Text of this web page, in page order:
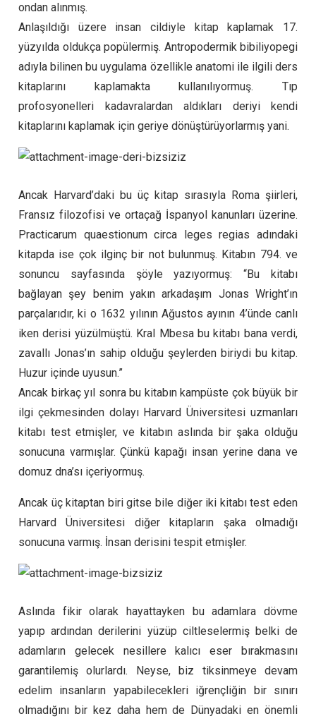
ondan alınmış.
Anlaşıldığı üzere insan cildiyle kitap kaplamak 17.
yüzyılda oldukça popülermiş. Antropodermik bibiliyopegi
adıyla bilinen bu uygulama özellikle anatomi ile ilgili ders
kitaplarını kaplamakta kullanılıyormuş. Tıp
profosyonelleri kadavralardan aldıkları deriyi kendi
kitaplarını kaplamak için geriye dönüştürüyorlarmış yani.
Ancak Harvard’daki bu üç kitap sırasıyla Roma şiirleri,
Fransız filozofisi ve ortaçağ İspanyol kanunları üzerine.
Practicarum quaestionum circa leges regias adındaki
kitapda ise çok ilginç bir not bulunmuş. Kitabın 794. ve
sonuncu sayfasında şöyle yazıyormuş: “Bu kitabı
bağlayan şey benim yakın arkadaşım Jonas Wright’ın
parçalarıdır, ki o 1632 yılının Ağustos ayının 4’ünde canlı
iken derisi yüzülmüştü. Kral Mbesa bu kitabı bana verdi,
zavallı Jonas’ın sahip olduğu şeylerden biriydi bu kitap.
Huzur içinde uyusun.”
Ancak birkaç yıl sonra bu kitabın kampüste çok büyük bir
ilgi çekmesinden dolayı Harvard Üniversitesi uzmanları
kitabı test etmişler, ve kitabın aslında bir şaka olduğu
sonucuna varmışlar. Çünkü kapağı insan yerine dana ve
domuz dna’sı içeriyormuş.
Ancak üç kitaptan biri gitse bile diğer iki kitabı test eden
Harvard Üniversitesi diğer kitapların şaka olmadığı
sonucuna varmış. İnsan derisini tespit etmişler.
Aslında fikir olarak hayattayken bu adamlara dövme
yapıp ardından derilerini yüzüp ciltleselermiş belki de
adamların gelecek nesillere kalıcı eser bırakmasını
garantilemiş olurlardı. Neyse, biz tiksinmeye devam
edelim insanların yapabilecekleri iğrençliğin bir sınırı
olmadığını bir kez daha hem de Dünyadaki en önemli